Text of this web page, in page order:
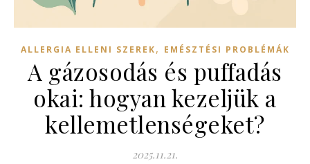
ALLERGIA ELLENI SZEREK, EMÉSZTÉSI PROBLÉMÁK
A gázosodás és puffadás
okai: hogyan kezeljük a
kellemetlenségeket?
2025.11.21.